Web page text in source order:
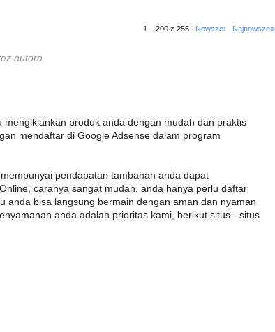
1 – 200 z 255 Nowsze› Najnowsze»
autora.
mengiklankan produk anda dengan mudah dan praktis
mendaftar di Google Adsense dalam program
pendapatan tambahan anda dapat
caranya sangat mudah, anda hanya perlu daftar
anda bisa langsung bermain dengan aman dan nyaman
anda adalah prioritas kami, berikut situs - situs